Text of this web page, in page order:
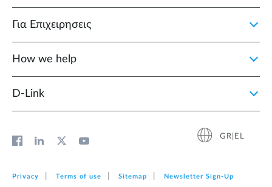
Για Επιχειρησεις
How we help
D‑Link
GR|EL
Privacy Terms of use Sitemap Newsletter Sign‑Up